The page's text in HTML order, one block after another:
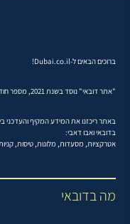
ברוכים הבאים ל-Dubai.co.il!
"אתר דובאי" נוסד בשנת 2021, מספר חודשים לאחר חתימה על הסכם אברהם.
באתר ריכזנו את המידע המקיף והעדכני
בדובאי ואבו דאבי:
אטרקציות, מסעדות, מלונות, טיסות,
מה בדובאי